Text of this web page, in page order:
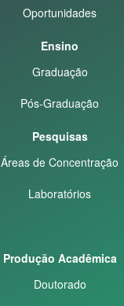
Oportunidades
Ensino
Graduação
Pós-Graduação
Pesquisas
Áreas de Concentração
Laboratórios
Produção Acadêmica
Doutorado